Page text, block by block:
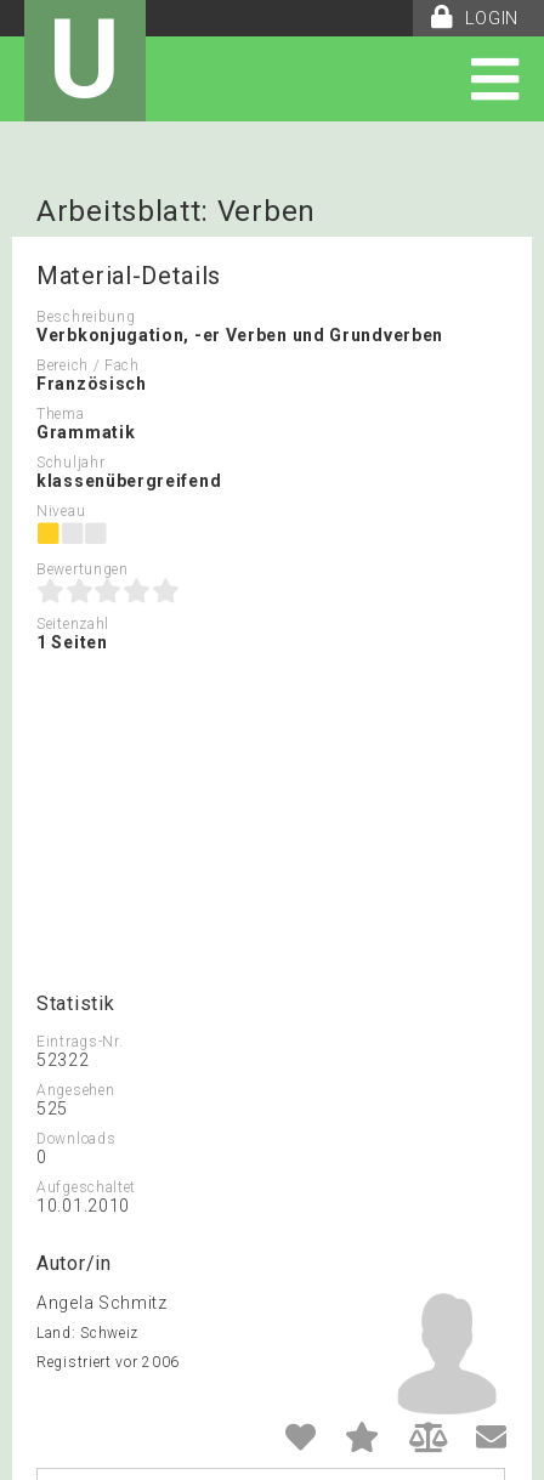
LOGIN
U
Arbeitsblatt: Verben
Material-Details
Beschreibung
Verbkonjugation, -er Verben und Grundverben
Bereich / Fach
Französisch
Thema
Grammatik
Schuljahr
klassenübergreifend
Niveau
Bewertungen
Seitenzahl
1 Seiten
Statistik
Eintrags-Nr.
52322
Angesehen
525
Downloads
0
Aufgeschaltet
10.01.2010
Autor/in
Angela Schmitz
Land: Schweiz
Registriert vor 2006